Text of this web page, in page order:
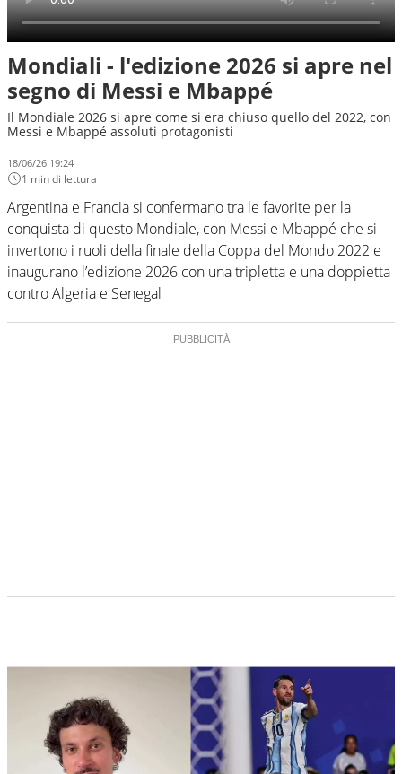
Mondiali - l'edizione 2026 si apre nel
segno di Messi e Mbappé
Il Mondiale 2026 si apre come si era chiuso quello del 2022, con
Messi e Mbappé assoluti protagonisti
18/06/26 19:24
1 min di lettura
Argentina e Francia si confermano tra le favorite per la
conquista di questo Mondiale, con Messi e Mbappé che si
invertono i ruoli della finale della Coppa del Mondo 2022 e
inaugurano l’edizione 2026 con una tripletta e una doppietta
contro Algeria e Senegal